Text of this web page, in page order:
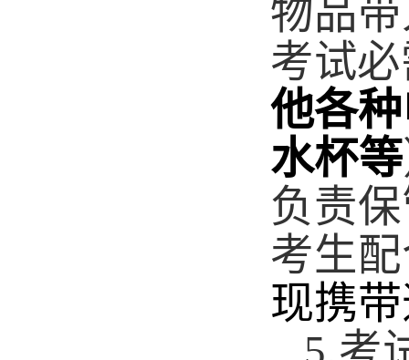
物品
考试
他各
水杯等
负责
考生
现携